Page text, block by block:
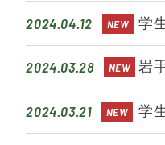
2024.04.12 学
2024.03.28 岩
2024.03.21 学